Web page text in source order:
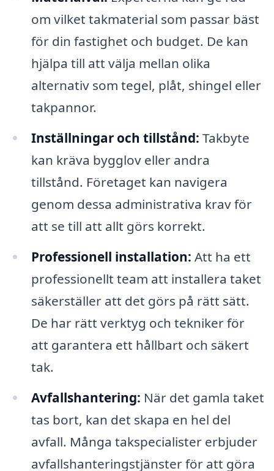
om vilket takmaterial som passar bäst
för din fastighet och budget. De kan
hjälpa till att välja mellan olika
alternativ som tegel, plåt, shingel eller
takpannor.
Inställningar och tillstånd: Takbyte
kan kräva bygglov eller andra
tillstånd. Företaget kan navigera
genom dessa administrativa krav för
att se till att allt görs korrekt.
Professionell installation: Att ha ett
professionellt team att installera taket
säkerställer att det görs på rätt sätt.
De har rätt verktyg och tekniker för
att garantera ett hållbart och säkert
tak.
Avfallshantering: När det gamla taket
tas bort, kan det skapa en hel del
avfall. Många takspecialister erbjuder
avfallshanteringstjänster för att göra